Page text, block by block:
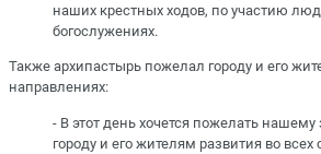
наших крестных ходов, по участию
богослужениях.
Также архипастырь пожелал городу и его
направлениях:
- В этот день хочется пожелать
городу и его жителям развития во всех